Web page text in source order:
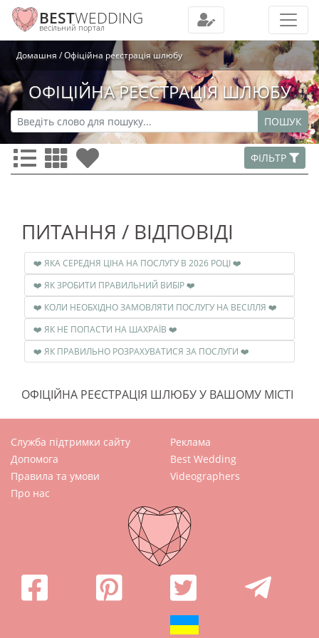
BESTWEDDING
весільний портал
Домашня Офіційна реєстрація шлюбу
ОФІЦІЙНА РЕЄСТРАЦІЯ ШЛЮБУ
ПОШУК
ФІЛЬТР
ПИТАННЯ / ВІДПОВІДІ
❤️ ЯКА СЕРЕДНЯ ЦІНА НА ПОСЛУГУ В 2026 РОЦІ ❤️
❤️ ЯК ЗРОБИТИ ПРАВИЛЬНИЙ ВИБІР ❤️
❤️ КОЛИ НЕОБХІДНО ЗАМОВЛЯТИ ПОСЛУГУ НА ВЕСІЛЛЯ ❤️
❤️ ЯК НЕ ПОПАСТИ НА ШАХРАЇВ ❤️
❤️ ЯК ПРАВИЛЬНО РОЗРАХУВАТИСЯ ЗА ПОСЛУГИ ❤️
ОФІЦІЙНА РЕЄСТРАЦІЯ ШЛЮБУ У ВАШОМУ МІСТІ
Служба підтримки сайту
Допомога
Правила та умови
Про нас
Реклама
Best Wedding
Videographers